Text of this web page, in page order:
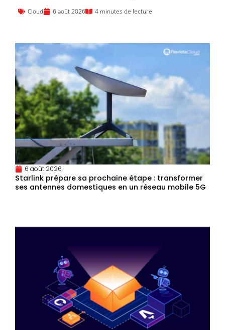
Cloud 6 août 2026 4 minutes de lecture
6 août 2026
Starlink prépare sa prochaine étape : transformer
ses antennes domestiques en un réseau mobile 5G